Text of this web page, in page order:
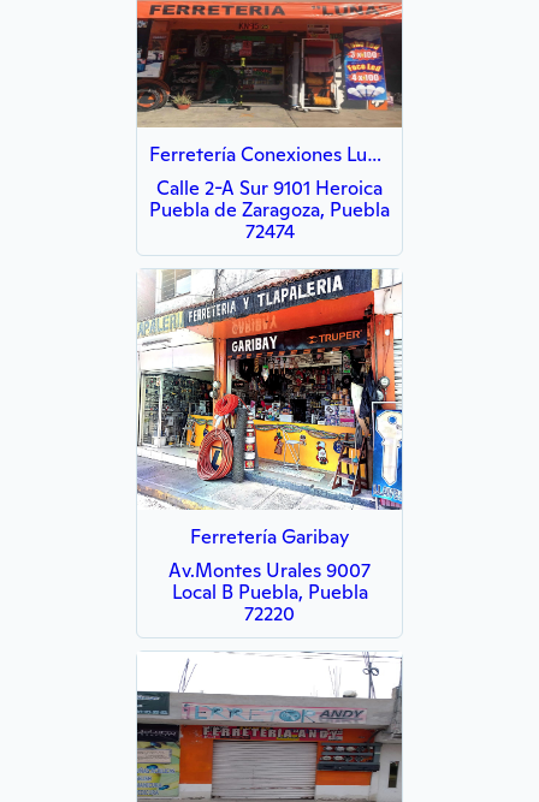
Ferretería Conexiones Luna II
Calle 2-A Sur 9101 Heroica
Puebla de Zaragoza, Puebla
72474
Ferretería Garibay
Av.Montes Urales 9007
Local B Puebla, Puebla
72220